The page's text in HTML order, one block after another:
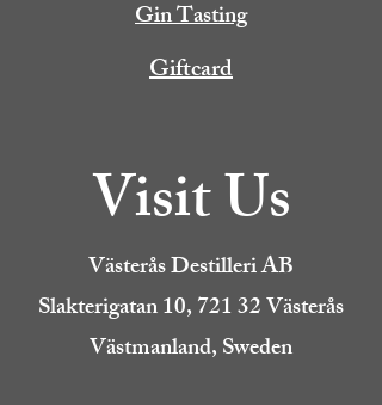
Gin Tasting
Giftcard
Visit Us
Västerås Destilleri AB
Slakterigatan 10, 721 32 Västerås
Västmanland, Sweden